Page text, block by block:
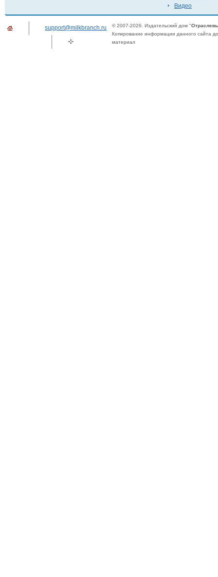
Видео
support@milkbranch.ru © 2007-2026. Издательский дом "
Копирование информации данного сайта
материал